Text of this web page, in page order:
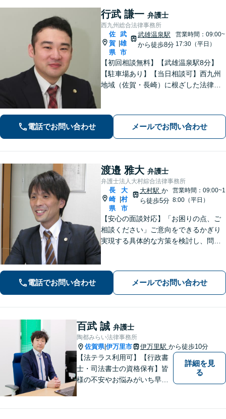
行武 謙一 弁護士
西九州総合法律事務所
佐
賀
県
|
武
雄
市
武雄温泉駅
から徒歩8分
営業時間：09:00~
17:30（平日）
【初回相談無料】【武雄温泉駅8分】
【駐車場あり】【当日相談可】西九州
地域（佐賀・長崎）に根ざした法律事
親しみやすい弁護士として、あなたの
お悩みをしっかり受け止めます！
電話でお問い合わせ メールでお問い合わせ
渡邉 雅大 弁護士
弁護士法人大村綜合法律事務所
長
崎
県
大
村
市
大村駅 か
ら徒歩5分
営業時間：09:00~1
8:00（平日）
【安心の面談対応】「お困りの点、ご
相談ください」ご意向をできるかぎり
実現する具体的な方策を検討し、問題
知し、予防する方策を提供します【子
連れ相談可】
電話でお問い合わせ メールでお問い合わせ
百武 誠 弁護士
陶都みらい法律事務所
佐賀県|伊万里市 伊万里駅 から徒歩10分
【法テラス利用可】【行政書
士・司法書士の資格保有】皆
様の不安やお悩みがいち早く
詳細を見
る